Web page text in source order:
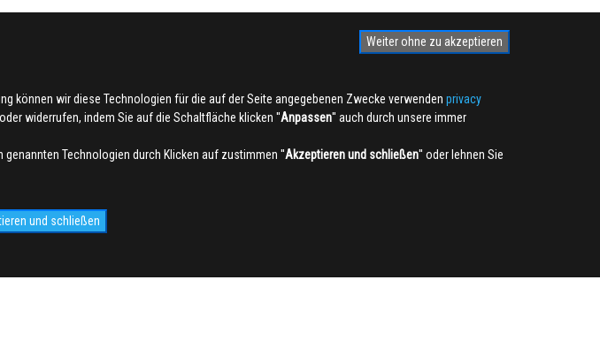
Weiter ohne zu akzeptieren
können wir diese Technologien für die auf der Seite angegebenen Zwecke verwenden privacy
widerrufen, indem Sie auf die Schaltfläche klicken ''Anpassen'' auch durch unsere immer
Technologien durch Klicken auf zustimmen ''Akzeptieren und schließen'' oder lehnen Sie
und schließen